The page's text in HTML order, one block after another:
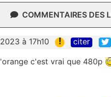
COMMENTAIRES DES
à 17h10 ! citer
c'est vrai que 480p